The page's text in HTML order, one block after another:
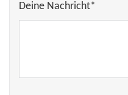
Deine Nachricht*